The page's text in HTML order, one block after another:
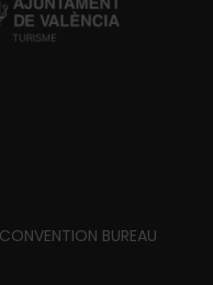
CONVENTION BUREAU